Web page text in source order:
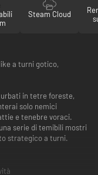
Steam Cloud
a turni gotico,
in tetre foreste,
solo nemici
e tenebre voraci.
serie di temibili mostri
strategico a turni.